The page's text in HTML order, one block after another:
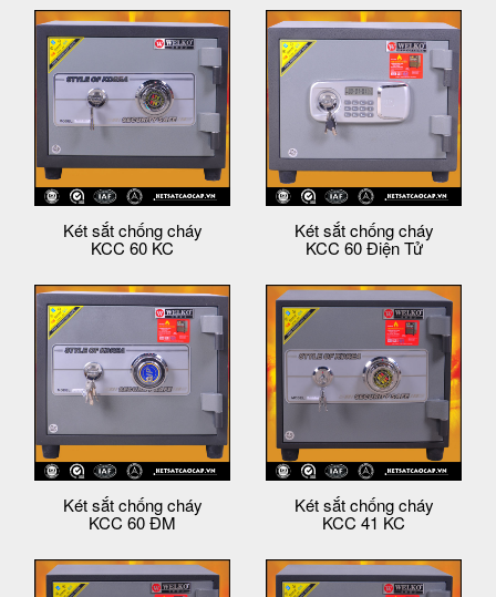
Két sắt chống cháy
KCC 60 KC
Két sắt chống cháy
KCC 60 Điện Tử
Két sắt chống cháy
KCC 60 ĐM
Két sắt chống cháy
KCC 41 KC